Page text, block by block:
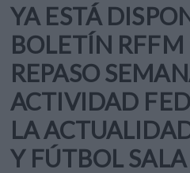
YA ESTÁ
BOLETÍN RFFM
REPASO
ACTIVIDAD
LA
Y FÚTBOL